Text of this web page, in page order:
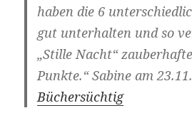
haben die 6
gut unterhalten und so
„Stille Nacht“
Punkte.“ Sabine am
Büchersüchtig